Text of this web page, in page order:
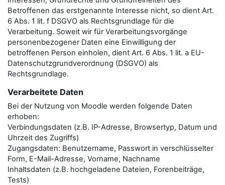
Betroffenen das erstgenannte Interesse nicht, so dient Art.
6 Abs. 1 lit. f DSGVO als Rechtsgrundlage für die
Verarbeitung. Soweit wir für Verarbeitungsvorgänge
personenbezogener Daten eine Einwilligung der
betroffenen Person einholen, dient Art. 6 Abs. 1 lit. a EU-
Datenschutzgrundverordnung (DSGVO) als
Rechtsgrundlage.
Verarbeitete Daten
Bei der Nutzung von Moodle werden folgende Daten
erhoben:
Verbindungsdaten (z.B. IP-Adresse, Browsertyp, Datum und
Uhrzeit des Zugriffs)
Zugangsdaten: Benutzername, Passwort in verschlüsselter
Form, E-Mail-Adresse, Vorname, Nachname
Inhaltsdaten (z.B. hochgeladene Dateien, Forenbeiträge,
Tests)